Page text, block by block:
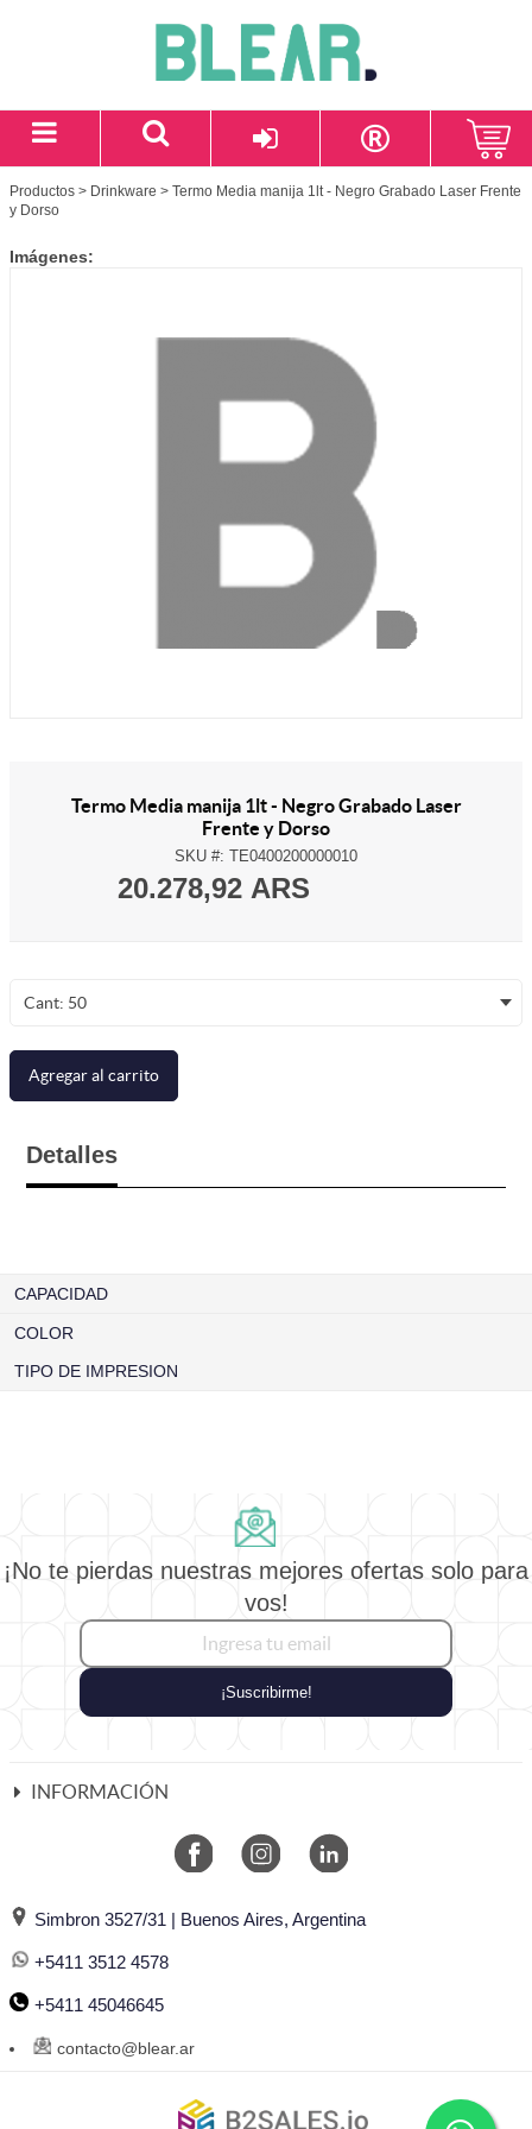
Productos > Drinkware > Termo Media manija 1lt - Negro Grabado Laser Frente
y Dorso
Imágenes:
Termo Media manija 1lt - Negro Grabado Laser
Frente y Dorso
SKU #: TE0400200000010
20.278,92 ARS
Cant: 50
Agregar al carrito
Detalles
CAPACIDAD
COLOR
TIPO DE IMPRESION
¡No te pierdas nuestras mejores ofertas solo para
vos!
¡Suscribirme!
INFORMACIÓN
Simbron 3527/31 | Buenos Aires, Argentina
+5411 3512 4578
+5411 45046645
contacto@blear.ar